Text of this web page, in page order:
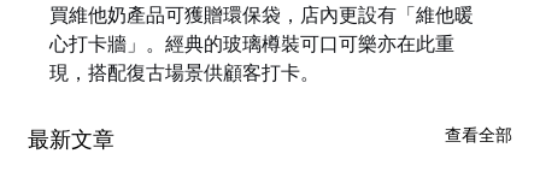
買維他奶產品可獲贈環保袋，店內更設有「維他暖
心打卡牆」。經典的玻璃樽裝可口可樂亦在此重
現，搭配復古場景供顧客打卡。
最新文章 查看全部